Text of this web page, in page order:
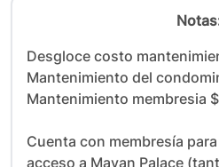
Desgloce costo
Mantenimiento del
Mantenimiento membresia
Cuenta con membresía
acceso a Mayan Palace